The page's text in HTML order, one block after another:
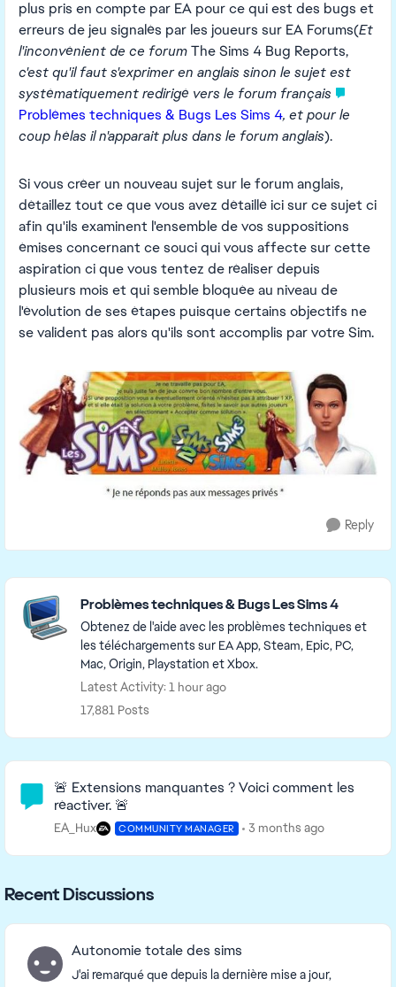
plus pris en compte par EA pour ce qui est des bugs et
erreurs de jeu signalés par les joueurs sur EA Forums(Et
l'inconvénient de ce forumThe Sims 4 Bug Reports,
c'est qu'il faut s'exprimer en anglais sinon le sujet est
systématiquement redirigé vers le forum français
Problèmes techniques & Bugs Les Sims 4, et pour le
coup hélas il n'apparait plus dans le forum anglais).
Si vous créer un nouveau sujet sur le forum anglais,
détaillez tout ce que vous avez détaillé ici sur ce sujet ci
afin qu'ils examinent l'ensemble de vos suppositions
émises concernant ce souci qui vous affecte sur cette
aspiration ci que vous tentez de réaliser depuis
plusieurs mois et qui semble bloquée au niveau de
l'évolution de ses étapes puisque certains objectifs ne
se valident pas alors qu'ils sont accomplis par votre Sim.
Reply
Featured Places
Problèmes techniques & Bugs Les Sims 4
Obtenez de l'aide avec les problèmes techniques et
les téléchargements sur EA App, Steam, Epic, PC,
Mac, Origin, Playstation et Xbox.
Latest Activity: 1 hour ago
17,881 Posts
Community Highlights
🚨 Extensions manquantes ? Voici comment les
réactiver. 🚨
EA_Hux COMMUNITY MANAGER 3 months ago
Recent Discussions
Autonomie totale des sims
J'ai remarqué que depuis la dernière mise a jour,